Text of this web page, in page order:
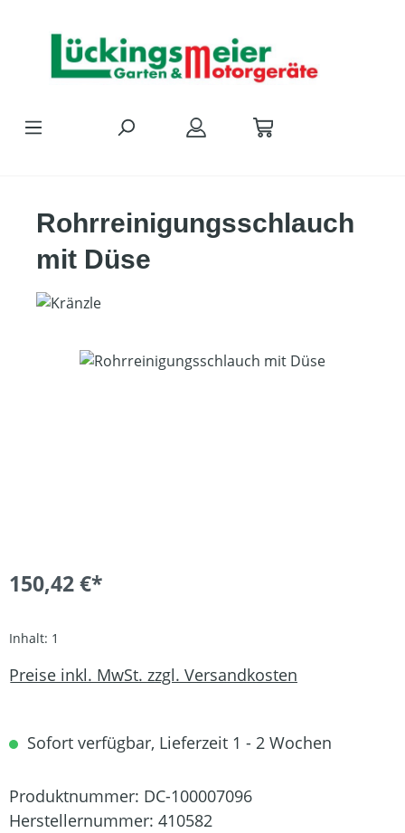
Rohrreinigungsschlauch
mit Düse
Bildergalerie überspringen
150,42 €*
Inhalt: 1
Preise inkl. MwSt. zzgl. Versandkosten
Sofort verfügbar, Lieferzeit 1 - 2 Wochen
Produktnummer: DC-100007096
Herstellernummer: 410582